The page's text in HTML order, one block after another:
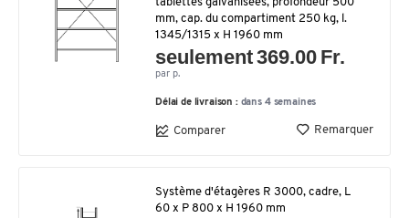
tablettes galvanisées, profondeur 500
mm, cap. du compartiment 250 kg, l.
1345/1315 x H 1960 mm
seulement 369.00 Fr.
par p.
Délai de livraison : dans 4 semaines
Comparer Remarquer
Système d'étagères R 3000, cadre, L
60 x P 800 x H 1960 mm